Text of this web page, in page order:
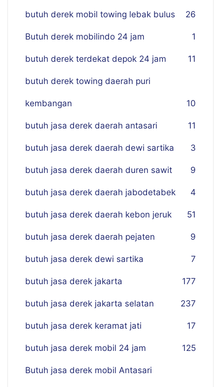
butuh derek mobil towing lebak bulus 26
Butuh derek mobilindo 24 jam 1
butuh derek terdekat depok 24 jam 11
butuh derek towing daerah puri
kembangan 10
butuh jasa derek daerah antasari 11
butuh jasa derek daerah dewi sartika 3
butuh jasa derek daerah duren sawit 9
butuh jasa derek daerah jabodetabek 4
butuh jasa derek daerah kebon jeruk 51
butuh jasa derek daerah pejaten 9
butuh jasa derek dewi sartika 7
butuh jasa derek jakarta 177
butuh jasa derek jakarta selatan 237
butuh jasa derek keramat jati 17
butuh jasa derek mobil 24 jam 125
Butuh jasa derek mobil Antasari